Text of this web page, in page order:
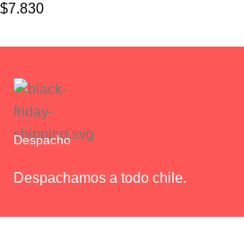
$7.830
Despacho
Despachamos a todo chile.